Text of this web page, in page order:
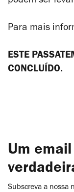
Para mais
ESTE
CONCLUÍDO.
Um
Subscreva a nossa